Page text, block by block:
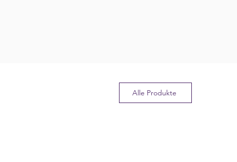
Alle Produkte